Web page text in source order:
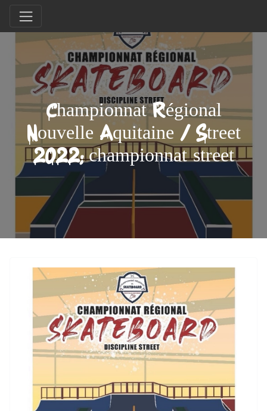
Championnat Régional
Nouvelle Aquitaine / Street
2022; championnat street